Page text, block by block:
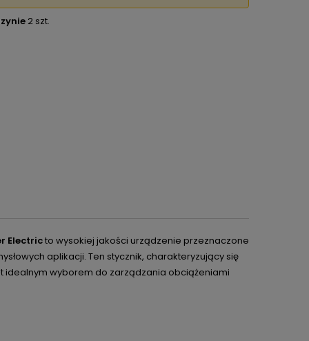
2 szt.
Electricto wysokiej jakości urządzenie przeznaczone
aplikacji. Ten stycznik, charakteryzujący się
wyborem do zarządzania obciążeniami